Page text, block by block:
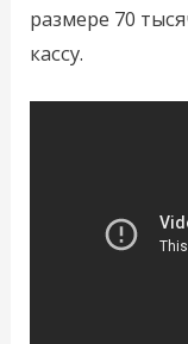
размере 70
кассу.